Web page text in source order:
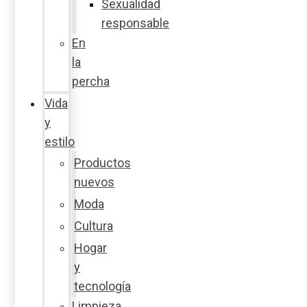
Sexualidad
responsable
En
la
percha
Vida
y
estilo
Productos
nuevos
Moda
Cultura
Hogar
y
tecnología